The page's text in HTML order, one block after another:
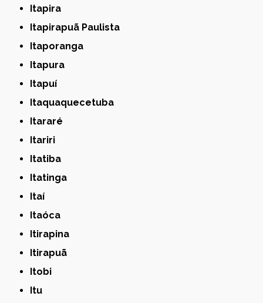
Itapira
Itapirapuã Paulista
Itaporanga
Itapura
Itapuí
Itaquaquecetuba
Itararé
Itariri
Itatiba
Itatinga
Itaí
Itaóca
Itirapina
Itirapuã
Itobi
Itu